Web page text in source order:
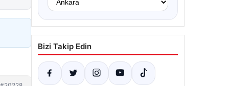
Bizi Takip Edin